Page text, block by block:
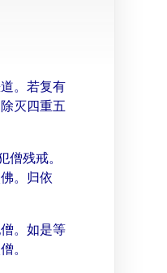
。若复有
灭四重五
残戒。
。归依
。如是等
。